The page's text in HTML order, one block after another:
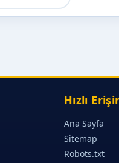
Hızlı
Ana Sayfa
Sitemap
Robots.txt